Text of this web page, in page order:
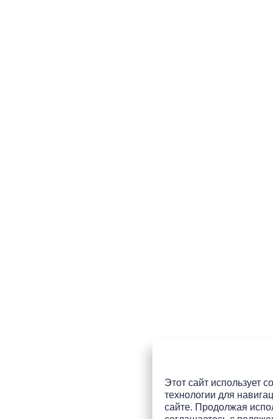
Этот сайт использует
технологии для
сайте. Продолжая